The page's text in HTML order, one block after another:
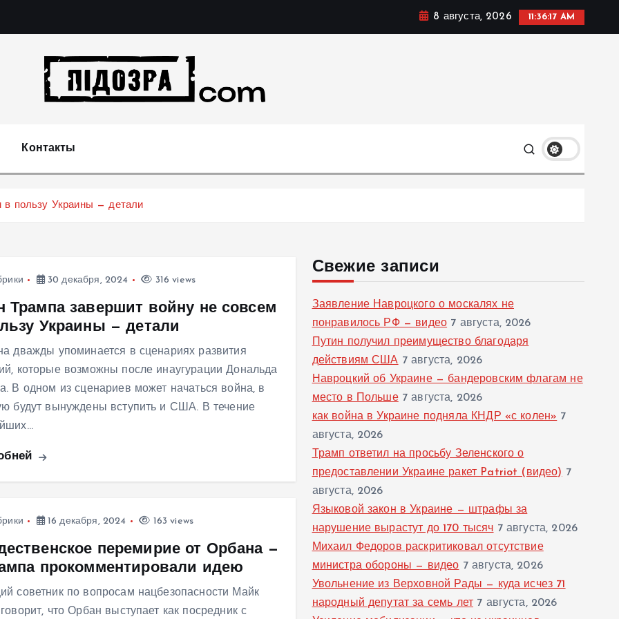
8 августа, 2026 11:36:18 AM
Контакты
в пользу Украины — детали
30 декабря, 2024 316 views
Трампа завершит войну не совсем
Украины — детали
дважды упоминается в сценариях развития
которые возможны после инаугурации Дональда
В одном из сценариев может начаться война, в
будут вынуждены вступить и США. В течение
16 декабря, 2024 163 views
перемирие от Орбана —
прокомментировали идею
советник по вопросам нацбезопасности Майк
что Орбан выступает как посредник с
Свежие записи
Заявление Навроцкого о москалях не
понравилось РФ — видео 7 августа, 2026
Путин получил преимущество благодаря
действиям США 7 августа, 2026
Навроцкий об Украине — бандеровским флагам не
место в Польше 7 августа, 2026
как война в Украине подняла КНДР «с колен» 7
августа, 2026
Трамп ответил на просьбу Зеленского о
предоставлении Украине ракет Patriot (видео) 7
августа, 2026
Языковой закон в Украине — штрафы за
нарушение вырастут до 170 тысяч 7 августа, 2026
Михаил Федоров раскритиковал отсутствие
министра обороны — видео 7 августа, 2026
Увольнение из Верховной Рады — куда исчез 71
народный депутат за семь лет 7 августа, 2026